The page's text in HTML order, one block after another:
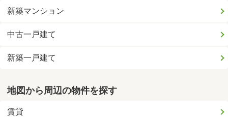
新築マンション
中古一戸建て
新築一戸建て
地図から周辺の物件を探す
賃貸